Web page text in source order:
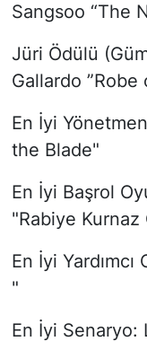
Sangsoo “The
Jüri Ödülü
Gallardo ”Robe
En İyi
the Blade"
En İyi Başrol
"Rabiye Kurnaz
En İyi
"
En İyi Senaryo: